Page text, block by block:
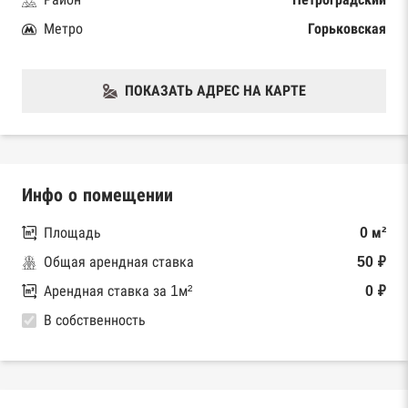
Метро
Горьковская
ПОКАЗАТЬ АДРЕС НА КАРТЕ
Инфо о помещении
Площадь
0 м²
Общая арендная ставка
50 ₽
Арендная ставка за 1м²
0 ₽
В собственность